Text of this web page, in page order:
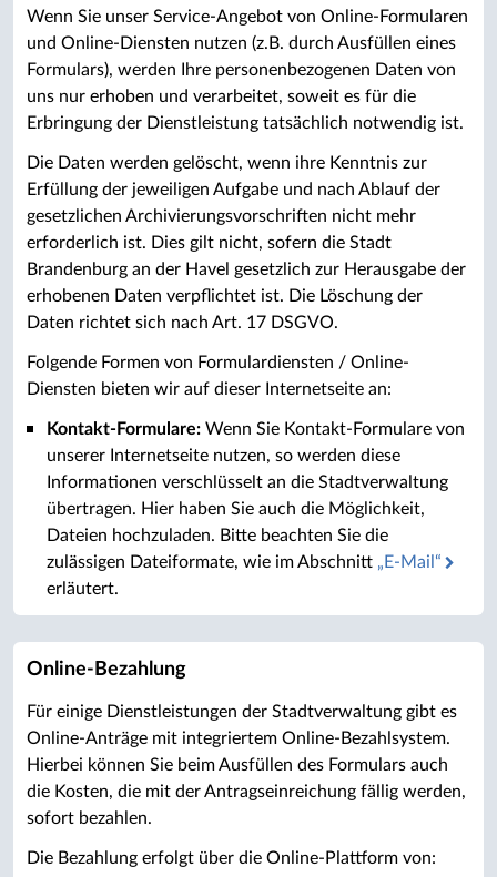
Wenn Sie unser Service-Angebot von Online-Formularen
und Online-Diensten nutzen (z.B. durch Ausfüllen eines
Formulars), werden Ihre personenbezogenen Daten von
uns nur erhoben und verarbeitet, soweit es für die
Erbringung der Dienstleistung tatsächlich notwendig ist.
Die Daten werden gelöscht, wenn ihre Kenntnis zur
Erfüllung der jeweiligen Aufgabe und nach Ablauf der
gesetzlichen Archivierungsvorschriften nicht mehr
erforderlich ist. Dies gilt nicht, sofern die Stadt
Brandenburg an der Havel gesetzlich zur Herausgabe der
erhobenen Daten verpflichtet ist. Die Löschung der
Daten richtet sich nach Art. 17 DSGVO.
Folgende Formen von Formulardiensten / Online-
Diensten bieten wir auf dieser Internetseite an:
Kontakt-Formulare: Wenn Sie Kontakt-Formulare von
unserer Internetseite nutzen, so werden diese
Informationen verschlüsselt an die Stadtverwaltung
übertragen. Hier haben Sie auch die Möglichkeit,
Dateien hochzuladen. Bitte beachten Sie die
zulässigen Dateiformate, wie im Abschnitt „E-Mail“
erläutert.
Online-Bezahlung
Für einige Dienstleistungen der Stadtverwaltung gibt es
Online-Anträge mit integriertem Online-Bezahlsystem.
Hierbei können Sie beim Ausfüllen des Formulars auch
die Kosten, die mit der Antragseinreichung fällig werden,
sofort bezahlen.
Die Bezahlung erfolgt über die Online-Plattform von: